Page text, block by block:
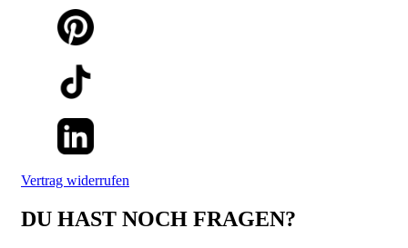
Vertrag widerrufen
DU HAST NOCH FRAGEN?